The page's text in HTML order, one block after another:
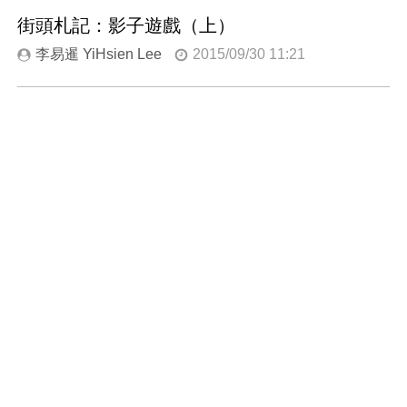
街頭札記：影子遊戲（上）
李易暹 YiHsien Lee 2015/09/30 11:21